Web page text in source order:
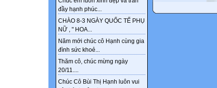
đầy hạnh phúc...
CHÀO 8-3 NGÀY QUỐC TẾ PHỤ
NỮ , " HOA...
Năm mới chúc cô Hạnh cùng gia
đình sức khoẻ...
Thăm cô, chúc mừng ngày
20/11....
Chúc Cô Bùi Thị Hạnh luôn vui